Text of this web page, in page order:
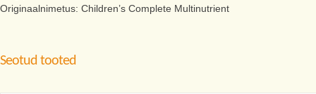
Originaalnimetus: Children’s Complete Multinutrient
Seotud tooted